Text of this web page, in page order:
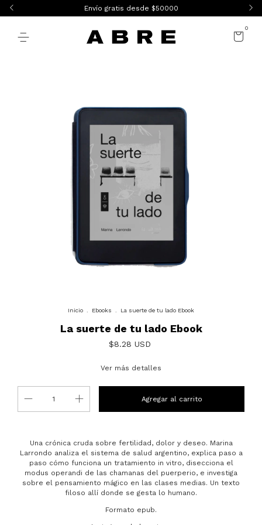
Envío gratis desde $50000
0
Inicio Ebooks La suerte de tu lado Ebook
La suerte de tu lado Ebook
$8.28 USD
Ver más detalles
Una crónica cruda sobre fertilidad, dolor y deseo. Marina
Larrondo analiza el sistema de salud argentino, explica paso a
paso cómo funciona un tratamiento in vitro, disecciona el
modus operandi de las chamanas del puerperio, e investiga
sobre el pensamiento mágico en las clases medias. Un texto
filoso allí donde se gesta lo humano.
Formato epub.